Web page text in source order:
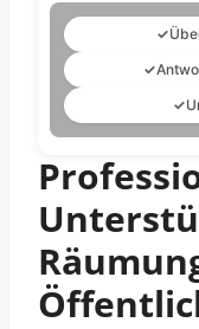
✓
✓
✓